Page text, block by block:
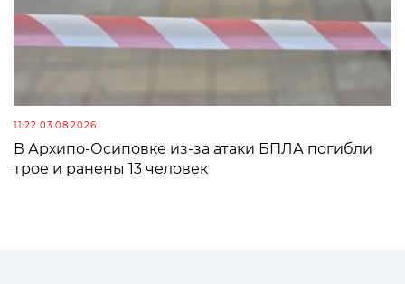
11:22 03.08.2026
В Архипо-Осиповке из-за атаки БПЛА погибли
трое и ранены 13 человек